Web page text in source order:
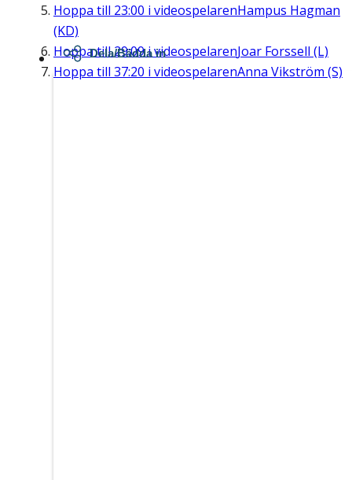
Hoppa till 23:00 i videospelarenHampus Hagman
(KD)
Hoppa till29:09i videospelarenJoar Forssell (L)
Hoppa till 37:20 i videospelarenAnna Vikström (S)
Dela/Bädda in